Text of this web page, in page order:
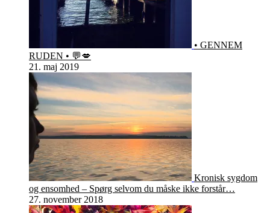
• GENNEM
RUDEN • 💬💋
21. maj 2019
Kronisk sygdom
og ensomhed – Spørg selvom du måske ikke forstår…
27. november 2018